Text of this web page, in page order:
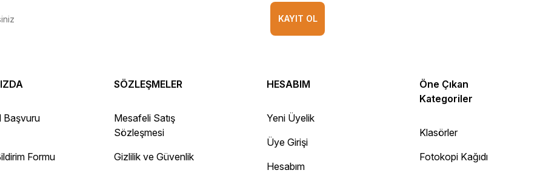
KAYIT OL
Başvuru
Formu
SÖZLEŞMELER
Mesafeli Satış
Sözleşmesi
Gizlilik ve Güvenlik
HESABIM
Yeni Üyelik
Üye Girişi
Hesabım
Öne Çıkan
Kategoriler
Klasörler
Fotokopi Kağıdı